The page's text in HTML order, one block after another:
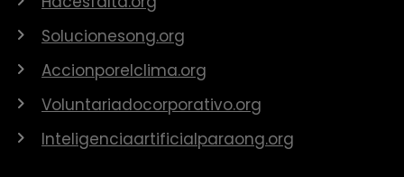
Solucionesong.org
Accionporelclima.org
Voluntariadocorporativo.org
Inteligenciaartificialparaong.org